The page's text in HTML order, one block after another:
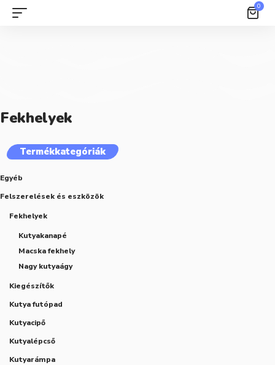
0
Fekhelyek
Termékkategóriák
Egyéb
Felszerelések és eszközök
Fekhelyek
Kutyakanapé
Macska fekhely
Nagy kutyaágy
Kiegészítők
Kutya futópad
Kutyacipő
Kutyalépcső
Kutyarámpa